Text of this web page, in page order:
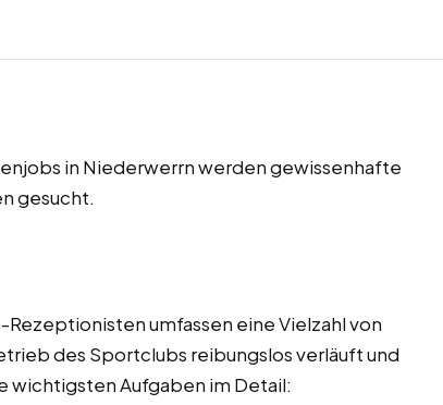
in Niederwerrn werden gewissenhafte
gesucht.
umfassen eine Vielzahl von
des Sportclubs reibungslos verläuft und
wichtigsten Aufgaben im Detail: